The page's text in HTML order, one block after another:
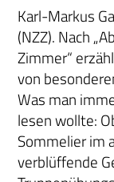
Karl-Markus
(NZZ). Nach
Zimmer“
von
Was man
lesen wollte:
Sommelier im
verblüffende